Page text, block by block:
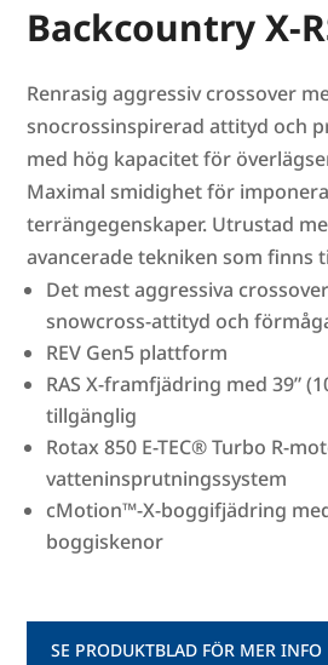
Backcountry X-
Renrasig aggressiv crossover
snocrossinspirerad attityd och
med hög kapacitet för
Maximal smidighet för
terrängegenskaper. Utrustad
avancerade tekniken som finns
Det mest aggressiva
snowcross-attityd och
REV Gen5 plattform
RAS X-framfjädring med 39”
tillgänglig
Rotax 850 E-TEC® Turbo R-
vatteninsprutningssystem
cMotion™-X-boggifjädring
boggiskenor
SE PRODUKTBLAD FÖR MER INFO